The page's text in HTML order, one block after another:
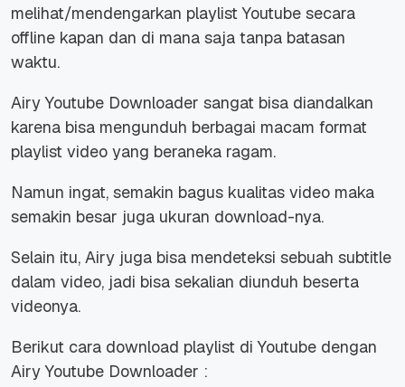
melihat/mendengarkan playlist Youtube secara
offline kapan dan di mana saja tanpa batasan
waktu.
Airy Youtube Downloader sangat bisa diandalkan
karena bisa mengunduh berbagai macam format
playlist video yang beraneka ragam.
Namun ingat, semakin bagus kualitas video maka
semakin besar juga ukuran download-nya.
Selain itu, Airy juga bisa mendeteksi sebuah subtitle
dalam video, jadi bisa sekalian diunduh beserta
videonya.
Berikut cara download playlist di Youtube dengan
Airy Youtube Downloader :